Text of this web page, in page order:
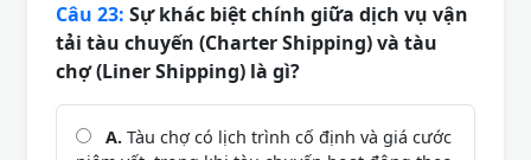
Câu 23: Sự khác biệt chính giữa dịch vụ vận
tải tàu chuyến (Charter Shipping) và tàu
chợ (Liner Shipping) là gì?
A. Tàu chợ có lịch trình cố định và giá cước